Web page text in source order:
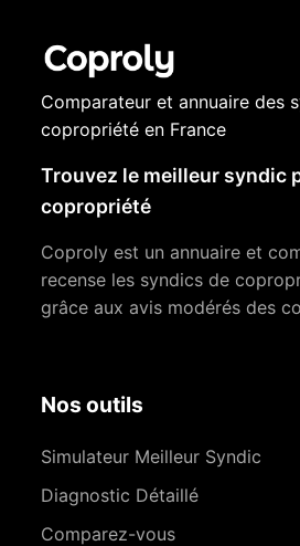
Comparateur et annuaire des
copropriété en France
Trouvez le meilleur syndic
copropriété
Coproly est un annuaire et
recense les syndics de
grâce aux avis modérés des
Nos outils
Simulateur Meilleur Syndic
Diagnostic Détaillé
Comparez-vous